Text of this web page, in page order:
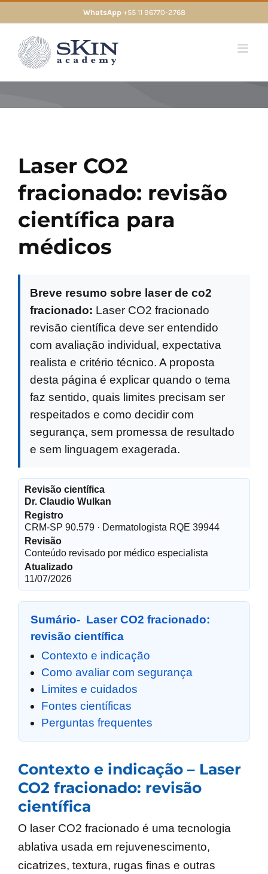
to
content
WhatsApp+55 11 96770-2768
Laser CO2
fracionado: revisão
científica para
médicos
Breve resumo sobre laser de co2
fracionado: Laser CO2 fracionado
revisão científica deve ser entendido
com avaliação individual, expectativa
realista e critério técnico. A proposta
desta página é explicar quando o tema
faz sentido, quais limites precisam ser
respeitados e como decidir com
segurança, sem promessa de resultado
e sem linguagem exagerada.
Revisão científica
Dr. Claudio Wulkan
Registro
CRM-SP 90.579 · Dermatologista RQE 39944
Revisão
Conteúdo revisado por médico especialista
Atualizado
11/07/2026
Sumário- Laser CO2 fracionado:
revisão científica
Contexto e indicação
Como avaliar com segurança
Limites e cuidados
Fontes científicas
Perguntas frequentes
Contexto e indicação – Laser
CO2 fracionado: revisão
científica
O laser CO2 fracionado é uma tecnologia
ablativa usada em rejuvenescimento,
cicatrizes, textura, rugas finas e outras